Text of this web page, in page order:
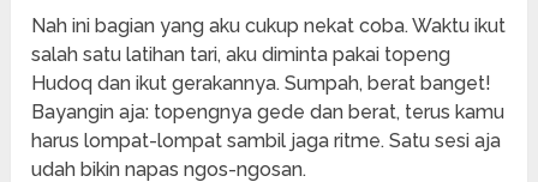
Nah ini bagian yang aku cukup nekat coba. Waktu ikut
salah satu latihan tari, aku diminta pakai topeng
Hudoq dan ikut gerakannya. Sumpah, berat banget!
Bayangin aja: topengnya gede dan berat, terus kamu
harus lompat-lompat sambil jaga ritme. Satu sesi aja
udah bikin napas ngos-ngosan.